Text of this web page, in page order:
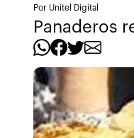
Por Unitel Digital
Panaderos